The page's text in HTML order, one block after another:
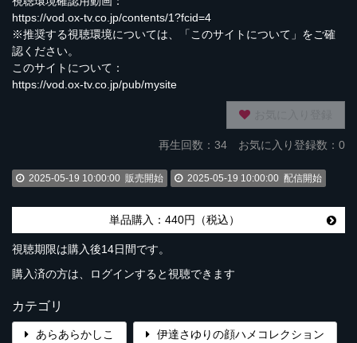
https://vod.ox-tv.co.jp/contents/1?fcid=4
※推奨する視聴環境については、「このサイトについて」をご確
認ください。
このサイトについて：
https://vod.ox-tv.co.jp/pub/mysite
再生回数： 34 お気に入り登録数：0
2025-05-19 10:00:00 販売開始 2025-05-19 10:00:00 配信開始
単品購入：440円（税込）
視聴期限は購入後14日間です。
購入済の方は、ログインすると視聴できます
カテゴリ
あらあらかしこ 伊達さゆりの顔ハメコレクション